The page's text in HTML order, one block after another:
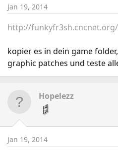
Jan 19, 2014
http://
kopier es in dein game
graphic patches und teste
Hopelezz
Jan 19, 2014